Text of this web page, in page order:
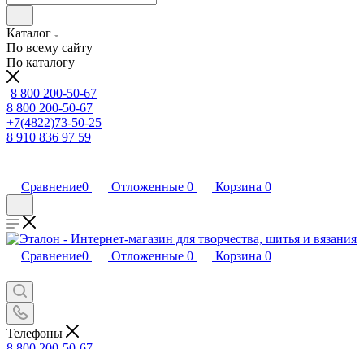
Каталог
По всему сайту
По каталогу
8 800 200-50-67
8 800 200-50-67
+7(4822)73-50-25
8 910 836 97 59
Сравнение0 Отложенные 0 Корзина 0
Сравнение0 Отложенные 0 Корзина 0
Телефоны